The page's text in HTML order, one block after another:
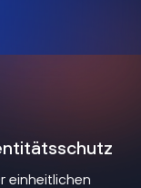
einheitlichen